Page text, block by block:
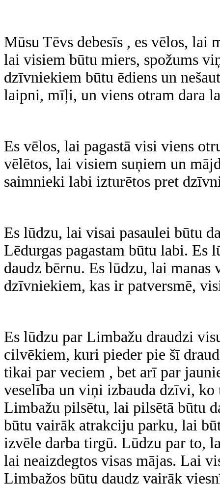
Mūsu Tēvs debesīs , es vēlos, lai
lai visiem būtu miers, spožums
dzīvniekiem būtu ēdiens un
laipni, mīļi, un viens otram dara
Es vēlos, lai pagastā visi viens
vēlētos, lai visiem suņiem un
saimnieki labi izturētos pret
Es lūdzu, lai visai pasaulei būtu
Lēdurgas pagastam būtu labi. Es
daudz bērnu. Es lūdzu, lai manas
dzīvniekiem, kas ir patversmē,
Es lūdzu par Limbažu draudzi
cilvēkiem, kuri pieder pie šī
tikai par veciem , bet arī par
veselība un viņi izbauda dzīvi,
Limbažu pilsētu, lai pilsētā būtu
būtu vairāk atrakciju parku, lai
izvēle darba tirgū. Lūdzu par to,
lai neaizdegtos visas mājas. Lai
Limbažos būtu daudz vairāk